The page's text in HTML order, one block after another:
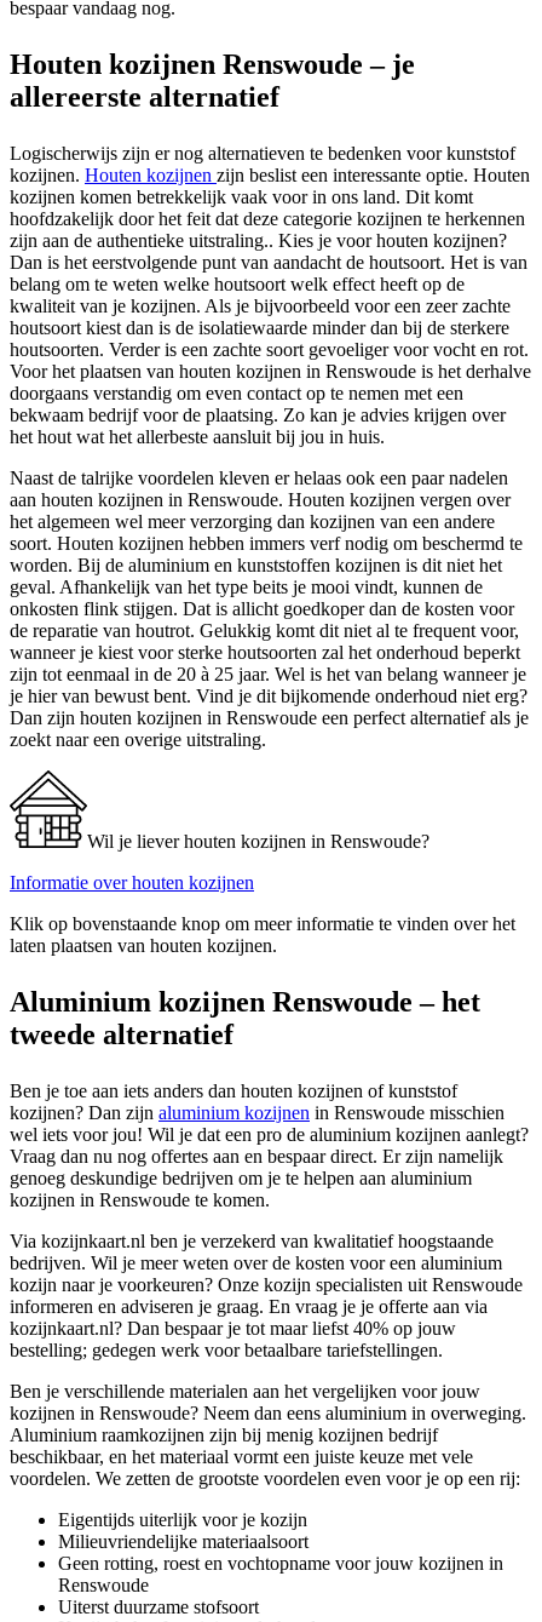
bespaar vandaag nog.
Houten kozijnen Renswoude – je
allereerste alternatief
Logischerwijs zijn er nog alternatieven te bedenken voor kunststof
kozijnen. Houten kozijnen zijn beslist een interessante optie. Houten
kozijnen komen betrekkelijk vaak voor in ons land. Dit komt
hoofdzakelijk door het feit dat deze categorie kozijnen te herkennen
zijn aan de authentieke uitstraling.. Kies je voor houten kozijnen?
Dan is het eerstvolgende punt van aandacht de houtsoort. Het is van
belang om te weten welke houtsoort welk effect heeft op de
kwaliteit van je kozijnen. Als je bijvoorbeeld voor een zeer zachte
houtsoort kiest dan is de isolatiewaarde minder dan bij de sterkere
houtsoorten. Verder is een zachte soort gevoeliger voor vocht en rot.
Voor het plaatsen van houten kozijnen in Renswoude is het derhalve
doorgaans verstandig om even contact op te nemen met een
bekwaam bedrijf voor de plaatsing. Zo kan je advies krijgen over
het hout wat het allerbeste aansluit bij jou in huis.
Naast de talrijke voordelen kleven er helaas ook een paar nadelen
aan houten kozijnen in Renswoude. Houten kozijnen vergen over
het algemeen wel meer verzorging dan kozijnen van een andere
soort. Houten kozijnen hebben immers verf nodig om beschermd te
worden. Bij de aluminium en kunststoffen kozijnen is dit niet het
geval. Afhankelijk van het type beits je mooi vindt, kunnen de
onkosten flink stijgen. Dat is allicht goedkoper dan de kosten voor
de reparatie van houtrot. Gelukkig komt dit niet al te frequent voor,
wanneer je kiest voor sterke houtsoorten zal het onderhoud beperkt
zijn tot eenmaal in de 20 à 25 jaar. Wel is het van belang wanneer je
je hier van bewust bent. Vind je dit bijkomende onderhoud niet erg?
Dan zijn houten kozijnen in Renswoude een perfect alternatief als je
zoekt naar een overige uitstraling.
Wil je liever houten kozijnen in Renswoude?
Informatie over houten kozijnen
Klik op bovenstaande knop om meer informatie te vinden over het
laten plaatsen van houten kozijnen.
Aluminium kozijnen Renswoude – het
tweede alternatief
Ben je toe aan iets anders dan houten kozijnen of kunststof
kozijnen? Dan zijn aluminium kozijnen in Renswoude misschien
wel iets voor jou! Wil je dat een pro de aluminium kozijnen aanlegt?
Vraag dan nu nog offertes aan en bespaar direct. Er zijn namelijk
genoeg deskundige bedrijven om je te helpen aan aluminium
kozijnen in Renswoude te komen.
Via kozijnkaart.nl ben je verzekerd van kwalitatief hoogstaande
bedrijven. Wil je meer weten over de kosten voor een aluminium
kozijn naar je voorkeuren? Onze kozijn specialisten uit Renswoude
informeren en adviseren je graag. En vraag je je offerte aan via
kozijnkaart.nl? Dan bespaar je tot maar liefst 40% op jouw
bestelling; gedegen werk voor betaalbare tariefstellingen.
Ben je verschillende materialen aan het vergelijken voor jouw
kozijnen in Renswoude? Neem dan eens aluminium in overweging.
Aluminium raamkozijnen zijn bij menig kozijnen bedrijf
beschikbaar, en het materiaal vormt een juiste keuze met vele
voordelen. We zetten de grootste voordelen even voor je op een rij:
Eigentijds uiterlijk voor je kozijn
Milieuvriendelijke materiaalsoort
Geen rotting, roest en vochtopname voor jouw kozijnen in
Renswoude
Uiterst duurzame stofsoort